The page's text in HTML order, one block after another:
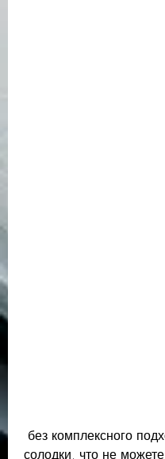
солодки, что не можете